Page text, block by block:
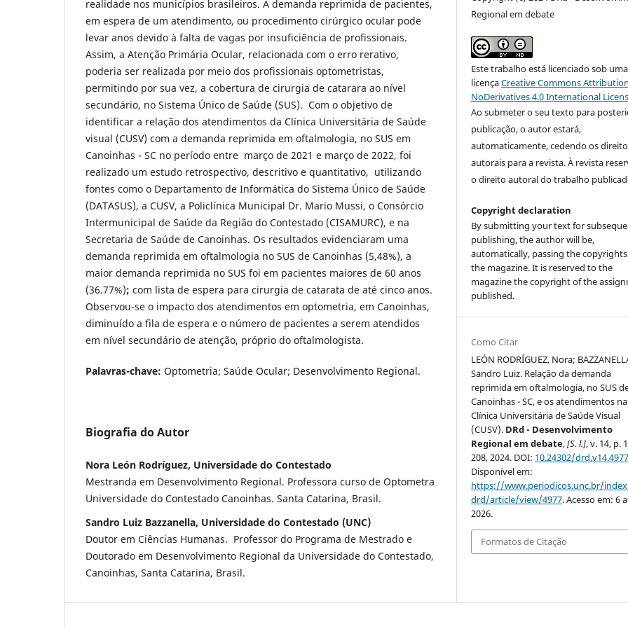
realidade nos municípios brasileiros. A demanda reprimida de pacientes,
em espera de um atendimento, ou procedimento cirúrgico ocular pode
levar anos devido à falta de vagas por insuficiência de profissionais.
Assim, a Atenção Primária Ocular, relacionada com o erro rerativo,
poderia ser realizada por meio dos profissionais optometristas,
permitindo por sua vez, a cobertura de cirurgia de catarara ao nível
secundário, no Sistema Único de Saúde (SUS). Com o objetivo de
identificar a relação dos atendimentos da Clínica Universitária de Saúde
visual (CUSV) com a demanda reprimida em oftalmologia, no SUS em
Canoinhas - SC no período entre março de 2021 e março de 2022, foi
realizado um estudo retrospectivo, descritivo e quantitativo, utilizando
fontes como o Departamento de Informática do Sistema Único de Saúde
(DATASUS), a CUSV, a Policlínica Municipal Dr. Mario Mussi, o Consórcio
Intermunicipal de Saúde da Região do Contestado (CISAMURC), e na
Secretaria de Saúde de Canoinhas. Os resultados evidenciaram uma
demanda reprimida em oftalmologia no SUS de Canoinhas (5,48%), a
maior demanda reprimida no SUS foi em pacientes maiores de 60 anos
(36.77%); com lista de espera para cirurgia de catarata de até cinco anos.
Observou-se o impacto dos atendimentos em optometria, em Canoinhas,
diminuído a fila de espera e o número de pacientes a serem atendidos
em nível secundário de atenção, próprio do oftalmologista.
Palavras-chave: Optometria; Saúde Ocular; Desenvolvimento Regional.
Biografia do Autor
Nora León Rodríguez, Universidade do Contestado
Mestranda em Desenvolvimento Regional. Professora curso de Optometra
Universidade do Contestado Canoinhas. Santa Catarina, Brasil.
Sandro Luiz Bazzanella, Universidade do Contestado (UNC)
Doutor em Ciências Humanas. Professor do Programa de Mestrado e
Doutorado em Desenvolvimento Regional da Universidade do Contestado,
Canoinhas, Santa Catarina, Brasil.
Regional em debate
Este trabalho está licenciado sob uma
licençaCreative Commons
NoDerivatives 4.0 International
Ao submeter o seu texto para
publicação, o autor estará,
automaticamente, cedendo os
autorais para a revista. À revista
o direito autoral do trabalho
Copyright declaration
By submitting your text for
publishing, the author will be,
automatically, passing the
the magazine. It is reserved to the
magazine the copyright of the
published.
Como Citar
LEÓN RODRÍGUEZ, Nora;
Sandro Luiz. Relação da demanda
reprimida em oftalmologia, no SUS
Canoinhas - SC, e os atendimentos na
Clínica Universitária de Saúde Visual
(CUSV). DRd - Desenvolvimento
Regional em debate,[S. l.], v. 14, p.
208, 2024. DOI: 10.24302/drd.v14.4977
Disponível em:
https://www.periodicos.unc.br/
drd/article/view/4977. Acesso em: 6
2026.
Formatos de Citação